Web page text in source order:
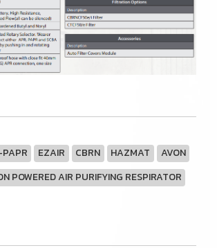
EZAIR CBRN HAZMAT
AVON
POWERED AIR PURIFYING RESPIRATOR